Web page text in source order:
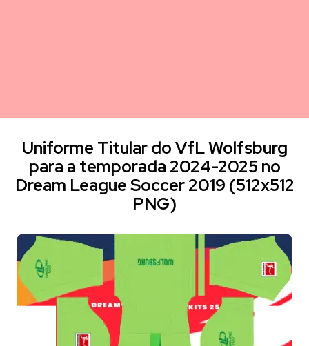
Uniforme Titular do VfL Wolfsburg
para a temporada 2024-2025 no
Dream League Soccer 2019 (512x512
PNG)